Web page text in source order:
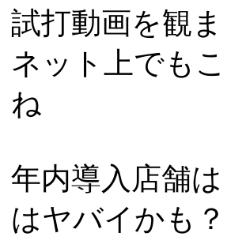
試打動画を観
ネット上でも
ね
年内導入店舗
はヤバイかも？